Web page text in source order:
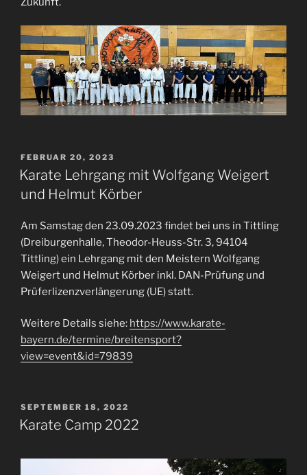
VERÖFFENTLICHT
AM
FEBRUAR 20, 2023
Karate Lehrgang mit Wolfgang Weigert
und Helmut Körber
Am Samstag den 23.09.2023 findet bei uns in Tittling
(Dreiburgenhalle, Theodor-Heuss-Str. 3, 94104
Tittling) ein Lehrgang mit den Meistern Wolfgang
Weigert und Helmut Körber inkl. DAN-Prüfung und
Prüferlizenzverlängerung (UE) statt.
Weitere Details siehe: https://www.karate-
bayern.de/termine/breitensport?
view=event&id=79839
VERÖFFENTLICHT
AM
SEPTEMBER 18, 2022
Karate Camp 2022